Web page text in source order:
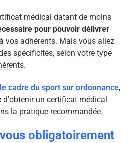
médical datant de moins
pour pouvoir délivrer
vos adhérents. Mais vous allez
spécificités, selon votre type
le cadre du sport sur ordonnance,
d'obtenir un certificat médical
la pratique recommandée.
obligatoirement